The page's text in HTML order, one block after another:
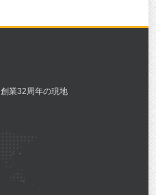
業32周年の現地